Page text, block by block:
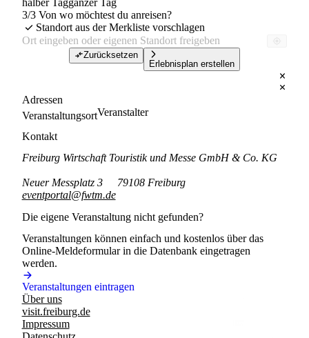
3/3 Von wo möchtest du anreisen?
Standort aus der Merkliste vorschlagen
Zurücksetzen
Erlebnisplan erstellen
Adressen
VeranstaltungsortVeranstalter
Kontakt
Freiburg Wirtschaft Touristik und Messe GmbH & Co. KG
Neuer Messplatz 3
79108 Freiburg
eventportal@fwtm.de
Die eigene Veranstaltung nicht gefunden?
Veranstaltungen können einfach und kostenlos über das
Online-Meldeformular in die Datenbank eingetragen
werden.
Veranstaltungen eintragen
Über uns
visit.freiburg.de
Impressum